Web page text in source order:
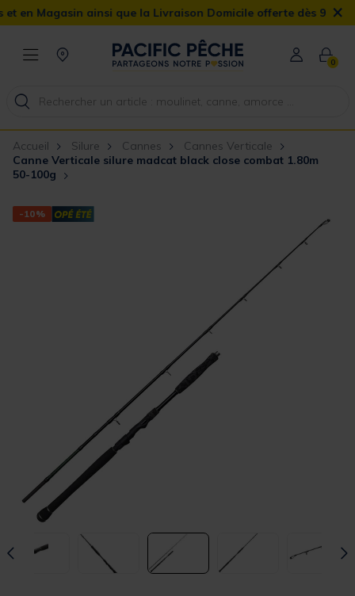
ainsi que la Livraison Domicile offerte dès 90€ ×
0
Accueil Silure Cannes
Cannes Verticale
Canne Verticale silure madcat black close combat 1.80m
50-100g
-10%